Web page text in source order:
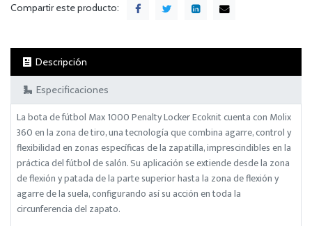
Compartir este producto:
Descripción
Especificaciones
La bota de fútbol Max 1000 Penalty Locker Ecoknit cuenta con Molix
360 en la zona de tiro, una tecnología que combina agarre, control y
flexibilidad en zonas específicas de la zapatilla, imprescindibles en la
práctica del fútbol de salón. Su aplicación se extiende desde la zona
de flexión y patada de la parte superior hasta la zona de flexión y
agarre de la suela, configurando así su acción en toda la
circunferencia del zapato.